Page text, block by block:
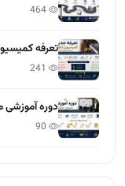
تعرفه
دوره آموزشی